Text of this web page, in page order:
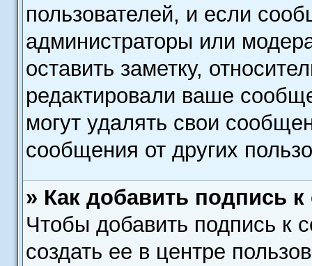
пользователей, и если
администраторы или
оставить заметку,
редактировали ваше
могут удалять свои
сообщения от других
» Как добавить подпись
Чтобы добавить подпись
создать ее в центре